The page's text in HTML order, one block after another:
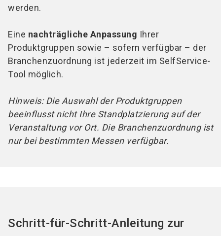
werden.
Eine nachträgliche Anpassung Ihrer
Produktgruppen sowie – sofern verfügbar – der
Branchenzuordnung ist jederzeit im SelfService-
Tool möglich.
Hinweis: Die Auswahl der Produktgruppen
beeinflusst nicht Ihre Standplatzierung auf der
Veranstaltung vor Ort. Die Branchenzuordnung ist
nur bei bestimmten Messen verfügbar.
Schritt-für-Schritt-Anleitung zur